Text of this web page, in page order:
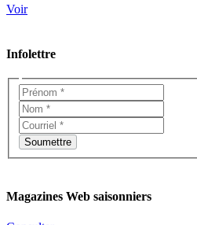
Voir
Infolettre
Magazines Web saisonniers